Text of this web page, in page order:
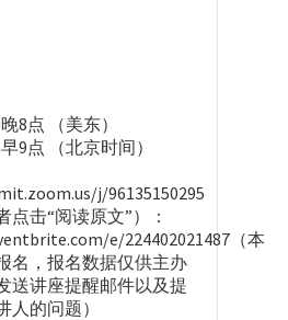
8点 （美东）
9点 （北京时间）
j/96135150295
点击“阅读原文”）：
e/224402021487（本
名，报名数据仅供主办
送讲座提醒邮件以及提
人的问题）